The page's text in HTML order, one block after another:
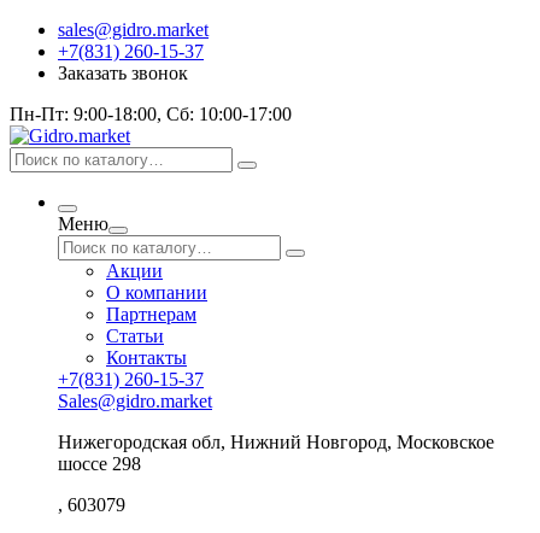
sales@gidro.market
+7(831) 260-15-37
Заказать звонок
Пн-Пт: 9:00-18:00, Сб: 10:00-17:00
Меню
Акции
О компании
Партнерам
Статьи
Контакты
+7(831) 260-15-37
Sales@gidro.market
Нижегородская обл, Нижний Новгород, Московское
шоссе 298
, 603079